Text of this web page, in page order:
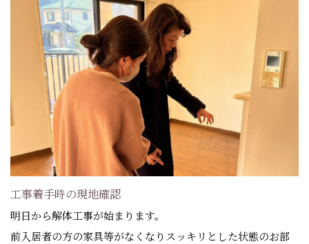
工事着手時の現地確認
明日から解体工事が始まります。
前入居者の方の家具等がなくなりスッキリとした状態のお部